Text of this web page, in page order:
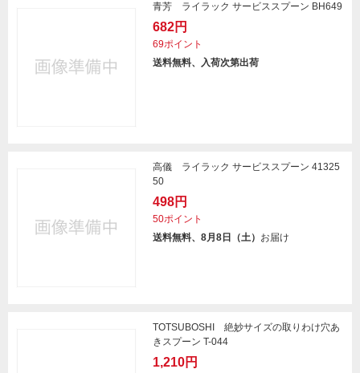
青芳 ライラック サービススプーン BH649
682円
69ポイント
送料無料、入荷次第出荷
高儀 ライラック サービススプーン 41325
50
498円
50ポイント
送料無料、8月8日（土） お届け
TOTSUBOSHI 絶妙サイズの取りわけ穴あ
きスプーン T-044
1,210円